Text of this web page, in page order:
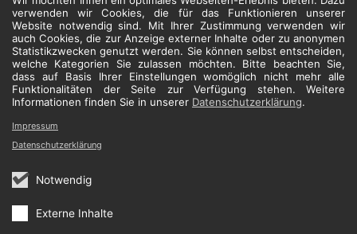
verwenden wir Cookies, die für das Funktionieren unserer
Website notwendig sind. Mit Ihrer Zustimmung verwenden wir
auch Cookies, die zur Anzeige externer Inhalte oder zu anonymen
Statistikzwecken genutzt werden. Sie können selbst entscheiden,
welche Kategorien Sie zulassen möchten. Bitte beachten Sie,
dass auf Basis Ihrer Einstellungen womöglich nicht mehr alle
Funktionalitäten der Seite zur Verfügung stehen. Weitere
Informationen finden Sie in unserer Datenschutzerklärung.
Notwendig
Externe Inhalte
Impressum
Datenschutzerklärung